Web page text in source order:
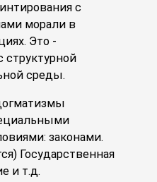
с
морали в
Это -
среды.
законами.
Государственная
и т.д.